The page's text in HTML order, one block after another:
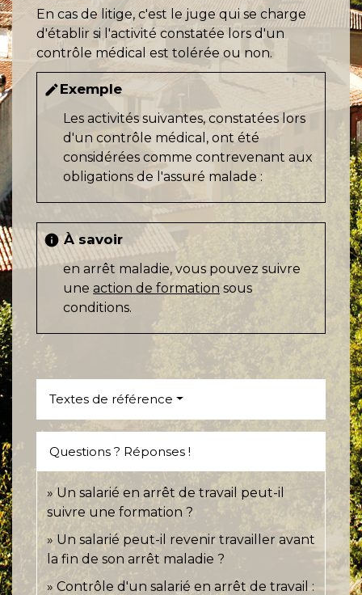
En cas de litige, c'est le juge qui se charge
d'établir si l'activité constatée lors d'un
contrôle médical est tolérée ou non.
editExemple
Les activités suivantes, constatées lors
d'un contrôle médical, ont été
considérées comme contrevenant aux
obligations de l'assuré malade :
infoÀ savoir
en arrêt maladie, vous pouvez suivre
une action de formation sous
conditions.
Textes de référence
Questions ? Réponses !
Un salarié en arrêt de travail peut-il
suivre une formation ?
Un salarié peut-il revenir travailler avant
la fin de son arrêt maladie ?
Contrôle d'un salarié en arrêt de travail :